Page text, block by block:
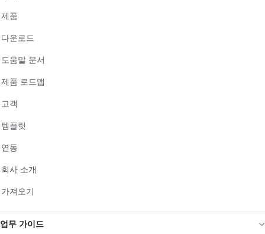
제품
다운로드
도움말 문서
제품 로드맵
고객
템플릿
연동
회사 소개
가져오기
업무 가이드